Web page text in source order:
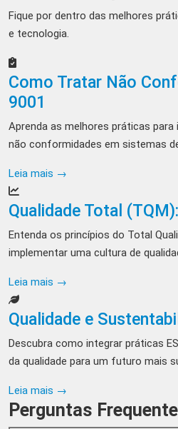
Fique por dentro das melhores
e tecnologia.
Como Tratar Não
9001
Aprenda as melhores práticas
não conformidades em sistemas
Leia mais →
Qualidade Total
Entenda os princípios do Total
implementar uma cultura de
Leia mais →
Qualidade e
Descubra como integrar práticas
da qualidade para um futuro mais
Leia mais →
Perguntas